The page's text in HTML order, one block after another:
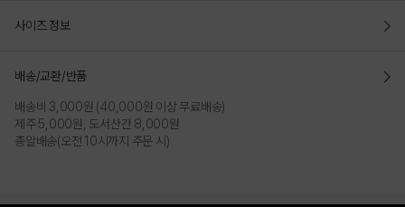
사이즈 정보
배송/교환/반품
배송비 3,000원 (40,000원 이상 무료배송)
제주 5,000원, 도서산간 8,000원
총알배송(오전 10시까지 주문 시)